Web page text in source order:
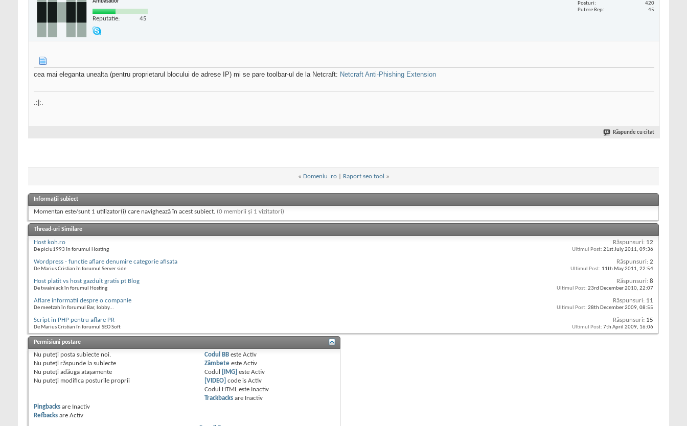
Ambasador
Reputatie: 45
Posturi
420
Putere Rep
45
cea mai eleganta unealta (pentru proprietarul blocului de adrese IP) mi se pare toolbar-ul de la Netcraft: Netcraft Anti-Phishing Extension
.:|:.
Răspunde cu citat
« Domeniu .ro| Raport seo tool »
Informații subiect
Momentan este/sunt 1 utilizator(i) care navighează în acest subiect. (0 membrii și 1 vizitatori)
Thread-uri Similare
Host koh.ro
De piciu1993 în forumul Hosting
Răspunsuri: 12
Ultimul Post: 21st July 2011, 09:36
Wordpress - functie aflare denumire categorie afisata
De Marius Cristian în forumul Server side
Răspunsuri: 2
Ultimul Post: 11th May 2011, 22:54
Host platit vs host gazduit gratis pt Blog
De twainiack în forumul Hosting
Răspunsuri: 8
Ultimul Post: 23rd December 2010, 22:07
Aflare informatii despre o companie
De meetzah în forumul Bar, lobby...
Răspunsuri: 11
Ultimul Post: 28th December 2009, 08:55
Script in PHP pentru aflare PR
De Marius Cristian în forumul SEO Soft
Răspunsuri: 15
Ultimul Post: 7th April 2009, 16:06
Permisiuni postare
Nu puteţi posta subiecte noi.
Nu puteţi răspunde la subiecte
Nu puteţi adăuga ataşamente
Nu puteţi modifica posturile proprii
Codul BB esteActiv
Zâmbete esteActiv
Codul
[IMG] esteActiv
[VIDEO] code isActiv
Codul HTML este Inactiv
Trackbacks are Inactiv
Pingbacks are Inactiv
Refbacks are Activ